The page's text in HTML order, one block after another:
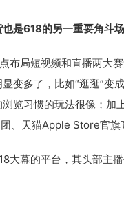
是618的另一重要角斗场
布局短视频和直播两大
变多了，比如“逛逛”变
览习惯的玩法很像；加
团、天猫Apple Store官
大幕的平台，其头部主